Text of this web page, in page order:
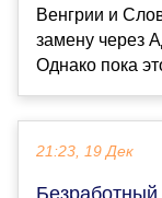
Венгрии и
замену через
Однако пока
21:23, 19 Дек
Безработный